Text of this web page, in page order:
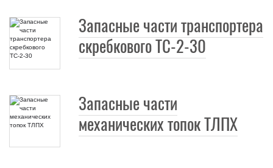
Запасные части транспортера
скребкового ТС-2-30
Запасные части
механических топок ТЛПХ